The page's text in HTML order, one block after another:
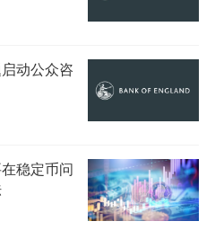
动公众咨
稳定币问